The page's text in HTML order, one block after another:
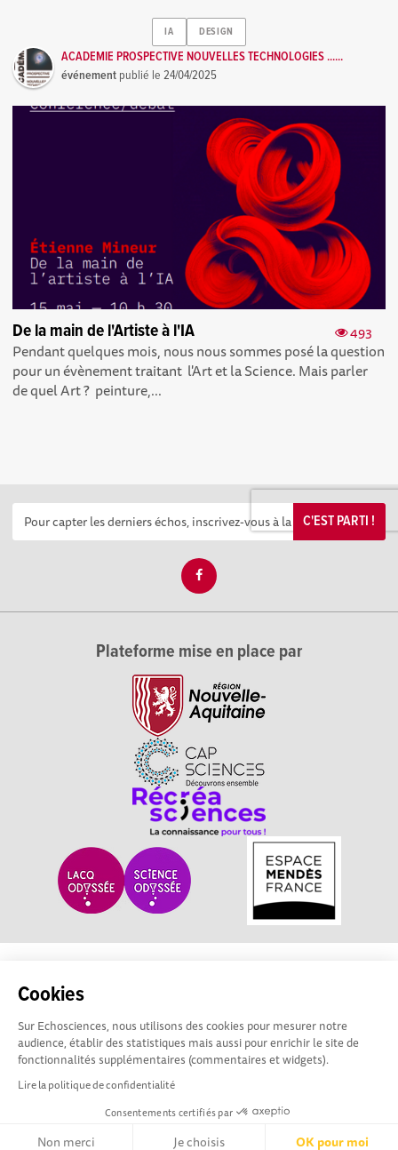
Cookies
Sur Echosciences, nous utilisons des cookies pour mesurer notre
audience, établir des statistiques mais aussi pour enrichir le site de
fonctionnalités supplémentaires (commentaires et widgets).
Lire la politique de confidentialité
Consentements certifiés par
Non merci Je choisis OK pour moi
IA DESIGN
ACADEMIE PROSPECTIVE NOUVELLES TECHNOLOGIES ......
événement publié le24/04/2025
493
De la main de l'Artiste à l'IA
Pendant quelques mois, nous nous sommes posé la question
pour un évènement traitant l'Art et la Science. Mais parler
de quel Art ? peinture,...
C'EST PARTI !
Plateforme mise en place par
Nouvelle-Aquitaine est le réseau social des acteurs de la
culture scientifique, technique et industrielle de la région.
Mentions légales|Politique de confidentialité|CGU
Ligne éditoriale